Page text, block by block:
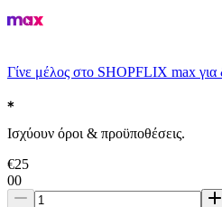
Γίνε μέλος στο SHOPFLIX max για
Ισχύουν όροι & προϋποθέσεις.
€25
00